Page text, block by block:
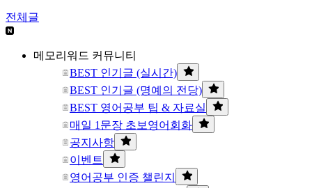
전체글
메모리워드 커뮤니티
BEST 인기글 (실시간)
BEST 인기글 (명예의 전당)
BEST 영어공부 팁 & 자료실
매일 1문장 초보영어회화
공지사항
이벤트
영어공부 인증 챌린지